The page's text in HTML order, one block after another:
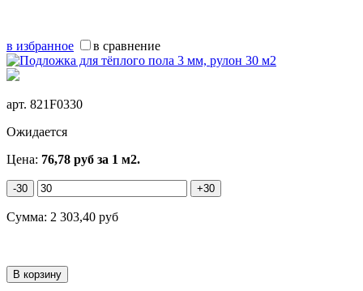
в избранное в сравнение
арт. 821F0330
Ожидается
Цена: 76,78 руб за 1 м2.
-30 +30
Сумма: 2 303,40 руб